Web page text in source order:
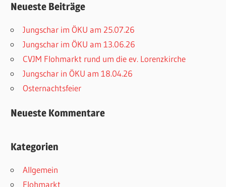
Neueste Beiträge
Jungschar im ÖKU am 25.07.26
Jungschar im ÖKU am 13.06.26
CVJM Flohmarkt rund um die ev. Lorenzkirche
Jungschar in ÖKU am 18.04.26
Osternachtsfeier
Neueste Kommentare
Kategorien
Allgemein
Flohmarkt